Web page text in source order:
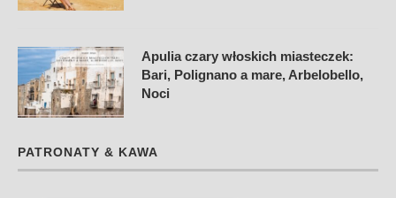
Apulia czary włoskich miasteczek:
Bari, Polignano a mare, Arbelobello,
Noci
PATRONATY & KAWA